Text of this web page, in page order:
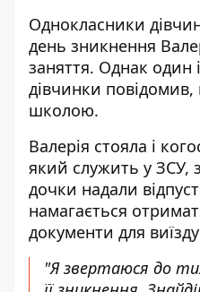
Однокласники
день зникнення
заняття. Однак один
дівчинки повідомив,
школою.
Валерія стояла і
який служить у ЗСУ,
дочки надали
намагається
документи для
"Я звертаюся до